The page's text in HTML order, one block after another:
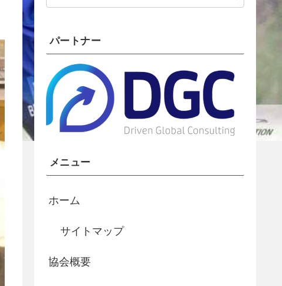
パートナー
メニュー
ホーム
サイトマップ
協会概要